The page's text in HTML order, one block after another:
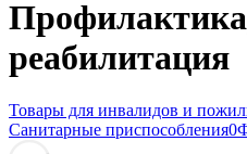
реабилитация
Товары для инвалидов и
Санитарные приспособления0